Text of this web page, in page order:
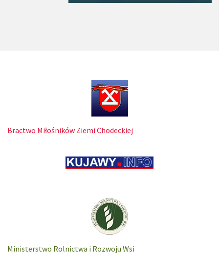
Bractwo Miłośników Ziemi Chodeckiej
Ministerstwo Rolnictwa i Rozwoju Wsi